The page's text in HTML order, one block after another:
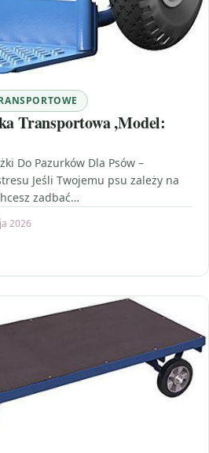
Transportowa ,Model:
Do Pazurków Dla Psów –
Jeśli Twojemu psu zależy na
zadbać…
2026